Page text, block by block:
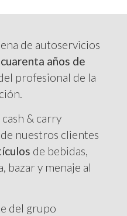
de autoservicios
años de
profesional de la
& carry
nuestros clientes
de bebidas,
bazar y menaje al
del grupo